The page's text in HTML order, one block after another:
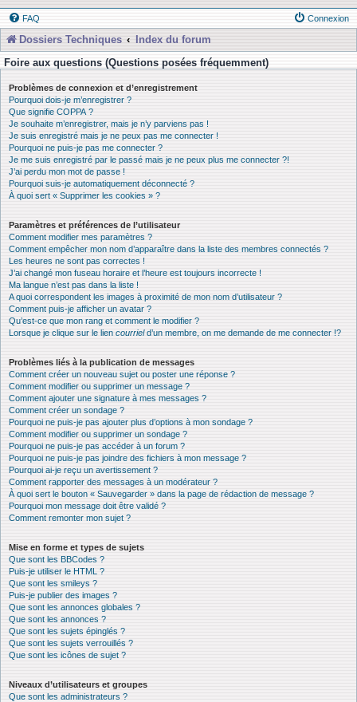
FAQ Connexion
Dossiers Techniques
Index du forum
Foire aux questions (Questions posées fréquemment)
Problèmes de connexion et d’enregistrement
Pourquoi dois-je m’enregistrer ?
Que signifie COPPA ?
Je souhaite m’enregistrer, mais je n’y parviens pas !
Je suis enregistré mais je ne peux pas me connecter !
Pourquoi ne puis-je pas me connecter ?
Je me suis enregistré par le passé mais je ne peux plus me connecter ?!
J’ai perdu mon mot de passe !
Pourquoi suis-je automatiquement déconnecté ?
À quoi sert « Supprimer les cookies » ?
Paramètres et préférences de l’utilisateur
Comment modifier mes paramètres ?
Comment empêcher mon nom d’apparaître dans la liste des membres connectés ?
Les heures ne sont pas correctes !
J’ai changé mon fuseau horaire et l’heure est toujours incorrecte !
Ma langue n’est pas dans la liste !
A quoi correspondent les images à proximité de mon nom d’utilisateur ?
Comment puis-je afficher un avatar ?
Qu’est-ce que mon rang et comment le modifier ?
Lorsque je clique sur le lien courrield’un membre, on me demande de me connecter !?
Problèmes liés à la publication de messages
Comment créer un nouveau sujet ou poster une réponse ?
Comment modifier ou supprimer un message ?
Comment ajouter une signature à mes messages ?
Comment créer un sondage ?
Pourquoi ne puis-je pas ajouter plus d’options à mon sondage ?
Comment modifier ou supprimer un sondage ?
Pourquoi ne puis-je pas accéder à un forum ?
Pourquoi ne puis-je pas joindre des fichiers à mon message ?
Pourquoi ai-je reçu un avertissement ?
Comment rapporter des messages à un modérateur ?
À quoi sert le bouton « Sauvegarder » dans la page de rédaction de message ?
Pourquoi mon message doit être validé ?
Comment remonter mon sujet ?
Mise en forme et types de sujets
Que sont les BBCodes ?
Puis-je utiliser le HTML ?
Que sont les smileys ?
Puis-je publier des images ?
Que sont les annonces globales ?
Que sont les annonces ?
Que sont les sujets épinglés ?
Que sont les sujets verrouillés ?
Que sont les icônes de sujet ?
Niveaux d’utilisateurs et groupes
Que sont les administrateurs ?